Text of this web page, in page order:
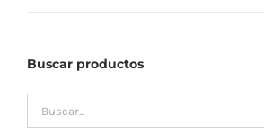
Buscar productos